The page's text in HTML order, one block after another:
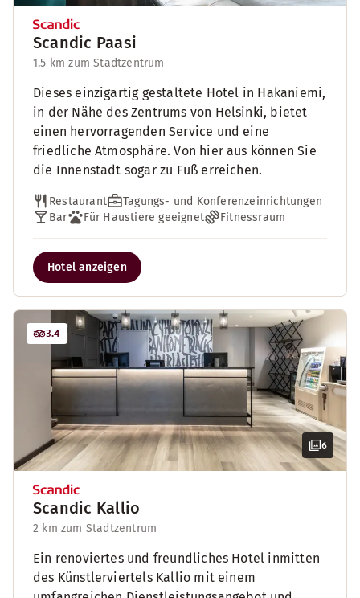
Scandic Paasi
1.5 km zum Stadtzentrum
Dieses einzigartig gestaltete Hotel in Hakaniemi,
in der Nähe des Zentrums von Helsinki, bietet
einen hervorragenden Service und eine
friedliche Atmosphäre. Von hier aus können Sie
die Innenstadt sogar zu Fuß erreichen.
Restaurant
Tagungs- und Konferenzeinrichtungen
Bar
Für Haustiere geeignet Fitnessraum
Hotel anzeigen
6
3.4
Scandic Kallio
2 km zum Stadtzentrum
Ein renoviertes und freundliches Hotel inmitten
des Künstlerviertels Kallio mit einem